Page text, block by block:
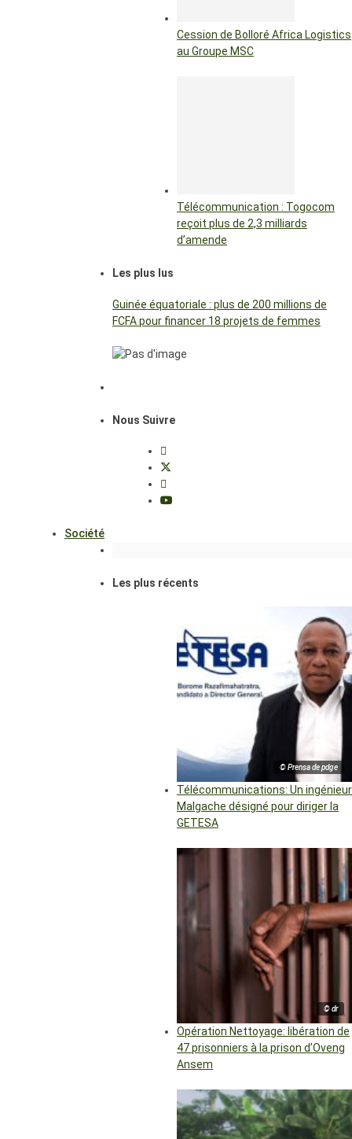
Cession de Bolloré Africa Logistics
au Groupe MSC
Télécommunication : Togocom
reçoit plus de 2,3 milliards
d’amende
Les plus lus
Guinée équatoriale : plus de 200 millions de
FCFA pour financer 18 projets de femmes
Nous Suivre
Société
Les plus récents
© Prensa de pdge
Télécommunications: Un ingénieur
Malgache désigné pour diriger la
GETESA
© dr
Opération Nettoyage: libération de
47 prisonniers à la prison d’Oveng
Ansem